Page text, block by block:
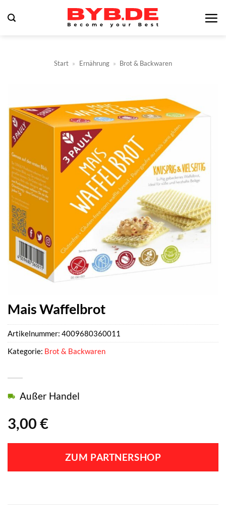
Inhalt
Start » Ernährung » Brot & Backwaren
Mais Waffelbrot
3,00 €
Außer Handel
ZUM PARTNERSHOP
Artikelnummer: 4009680360011
Kategorie: Brot & Backwaren